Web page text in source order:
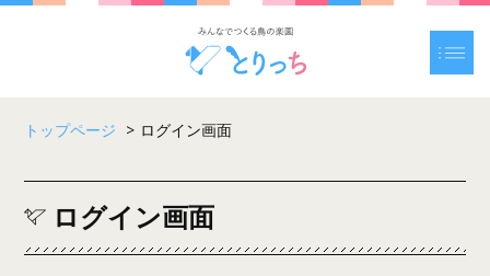
トップページ > ログイン画面
ログイン画面